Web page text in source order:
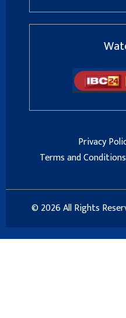
Privacy
Terms and Conditions
© 2026 All Rights